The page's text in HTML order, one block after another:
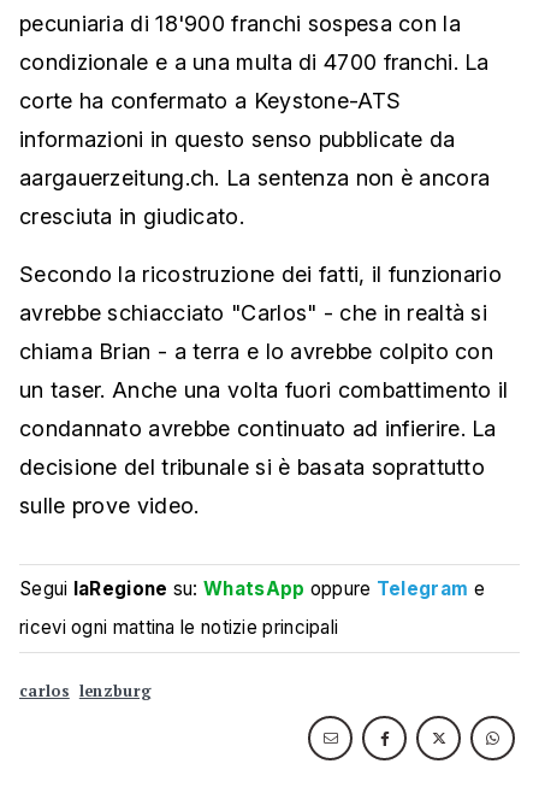
pecuniaria di 18'900 franchi sospesa con la
condizionale e a una multa di 4700 franchi. La
corte ha confermato a Keystone-ATS
informazioni in questo senso pubblicate da
aargauerzeitung.ch. La sentenza non è ancora
cresciuta in giudicato.
Secondo la ricostruzione dei fatti, il funzionario
avrebbe schiacciato "Carlos" - che in realtà si
chiama Brian - a terra e lo avrebbe colpito con
un taser. Anche una volta fuori combattimento il
condannato avrebbe continuato ad infierire. La
decisione del tribunale si è basata soprattutto
sulle prove video.
Segui laRegione su:WhatsApp oppure Telegram e
ricevi ogni mattina le notizie principali
carlos lenzburg